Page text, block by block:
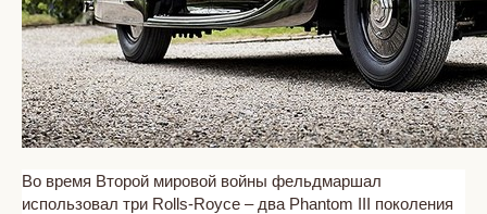
Во время Второй мировой войны фельдмаршал
использовал три Rolls-Royce – два Phantom III поколения